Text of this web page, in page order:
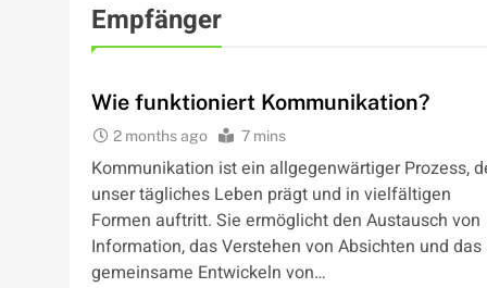
Empfänger
Wie funktioniert Kommunikation?
2 months ago 7 mins
Kommunikation ist ein allgegenwärtiger Prozess,
unser tägliches Leben prägt und in vielfältigen
Formen auftritt. Sie ermöglicht den Austausch von
Information, das Verstehen von Absichten und das
gemeinsame Entwickeln von…